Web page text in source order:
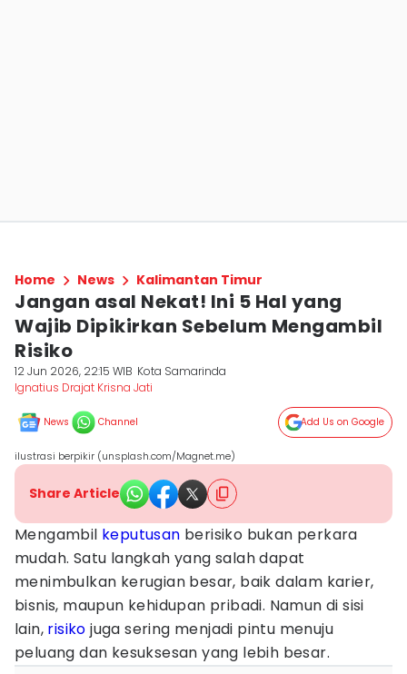
Home News Kalimantan Timur
Jangan asal Nekat! Ini 5 Hal yang
Wajib Dipikirkan Sebelum Mengambil
Risiko
12 Jun 2026, 22:15 WIB Kota Samarinda
Ignatius Drajat Krisna Jati
News Channel Add Us on Google
ilustrasi berpikir (unsplash.com/Magnet.me)
Share Article
Mengambil keputusan berisiko bukan perkara
mudah. Satu langkah yang salah dapat
menimbulkan kerugian besar, baik dalam karier,
bisnis, maupun kehidupan pribadi. Namun di sisi
lain, risiko juga sering menjadi pintu menuju
peluang dan kesuksesan yang lebih besar.